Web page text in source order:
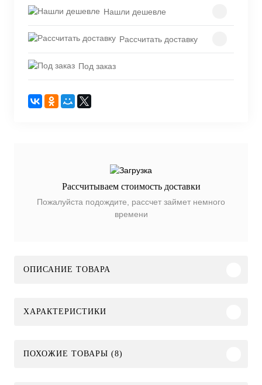
Нашли дешевле
Рассчитать доставку
Под заказ
Рассчитываем стоимость доставки
Пожалуйста подождите, рассчет займет немного
времени
ОПИСАНИЕ ТОВАРА
ХАРАКТЕРИСТИКИ
ПОХОЖИЕ ТОВАРЫ (8)